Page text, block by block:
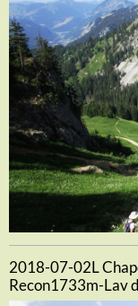
2018-07-02L
Recon1733m-Lav